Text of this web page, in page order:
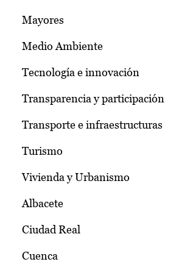
Mayores
Medio Ambiente
Tecnología e innovación
Transparencia y participación
Transporte e infraestructuras
Turismo
Vivienda y Urbanismo
Albacete
Ciudad Real
Cuenca